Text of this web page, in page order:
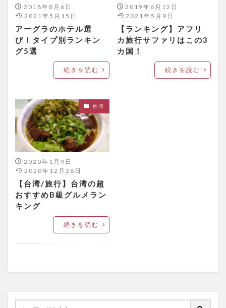
2018年8月6日
2021年5月15日
アーグラのホテル選
び！タイプ別ランキン
グ5選
続きを読む
2019年6月12日
2021年5月9日
【ランキング】アフリ
カ旅行サファリはこの3
カ国！
続きを読む
台湾
2020年1月9日
2020年12月26日
【台湾/旅行】台湾の超
おすすめB級グルメラン
キング
続きを読む